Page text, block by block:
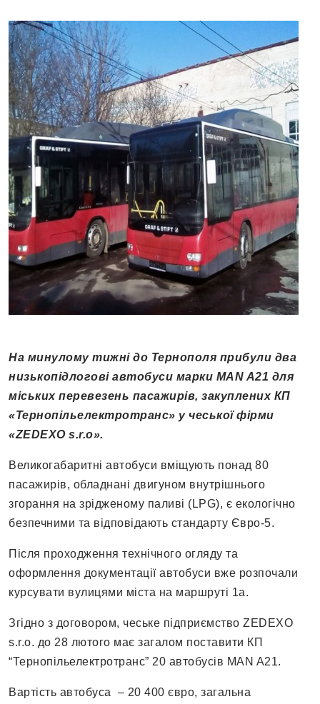
На минулому тижні до Тернополя прибули два
низькопідлогові автобуси марки MAN A21 для
міських перевезень пасажирів, закуплених КП
«Тернопільелектротранс» у чеської фірми
«ZEDEXO s.r.o».
Великогабаритні автобуси вміщують понад 80
пасажирів, обладнані двигуном внутрішнього
згорання на зрідженому паливі (LPG), є екологічно
безпечними та відповідають стандарту Євро-5.
Після проходження технічного огляду та
оформлення документації автобуси вже розпочали
курсувати вулицями міста на маршруті 1а.
Згідно з договором, чеське підприємство ZEDEXO
s.r.o. до 28 лютого має загалом поставити КП
“Тернопільелектротранс” 20 автобусів MAN A21.
Вартість автобуса – 20 400 євро, загальна